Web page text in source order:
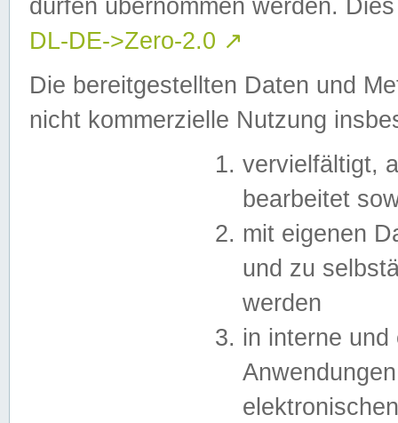
dürfen übernommen werden.
DL-DE->Zero-2.0 ↗
Die bereitgestellten Daten und
nicht kommerzielle Nutzung
vervielfältigt,
bearbeitet
mit eigenen
und zu
werden
in interne